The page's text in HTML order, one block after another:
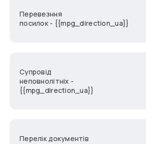
Перевезння
посилок - {{mpg_direction_ua}}
Супровід
неповнолітніх -
{{mpg_direction_ua}}
Перелік документів